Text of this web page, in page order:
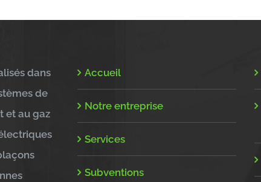
dans
de
et au gaz
Accueil
Notre entreprise
Services
Subventions